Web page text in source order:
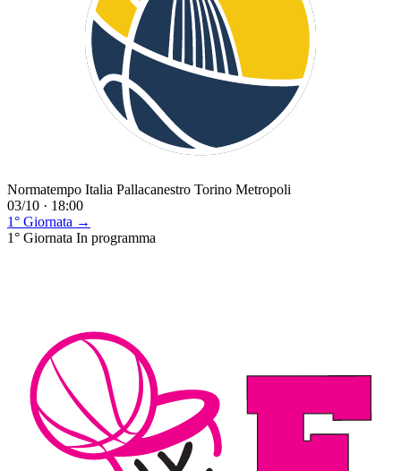
Normatempo Italia Pallacanestro Torino Metropoli
03/10 · 18:00
1° Giornata →
1° Giornata In programma